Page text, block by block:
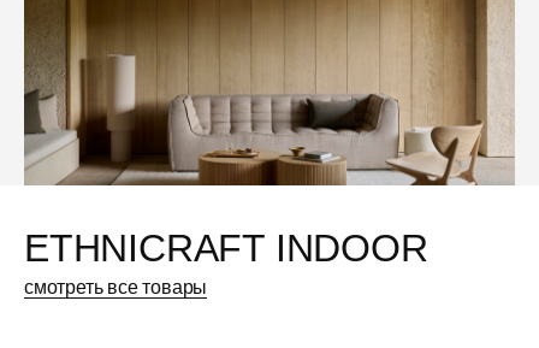
ETHNICRAFT INDOOR
смотреть все товары